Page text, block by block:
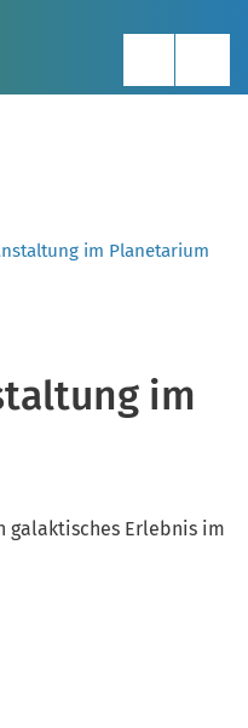
im Planetarium
im
galaktisches Erlebnis im